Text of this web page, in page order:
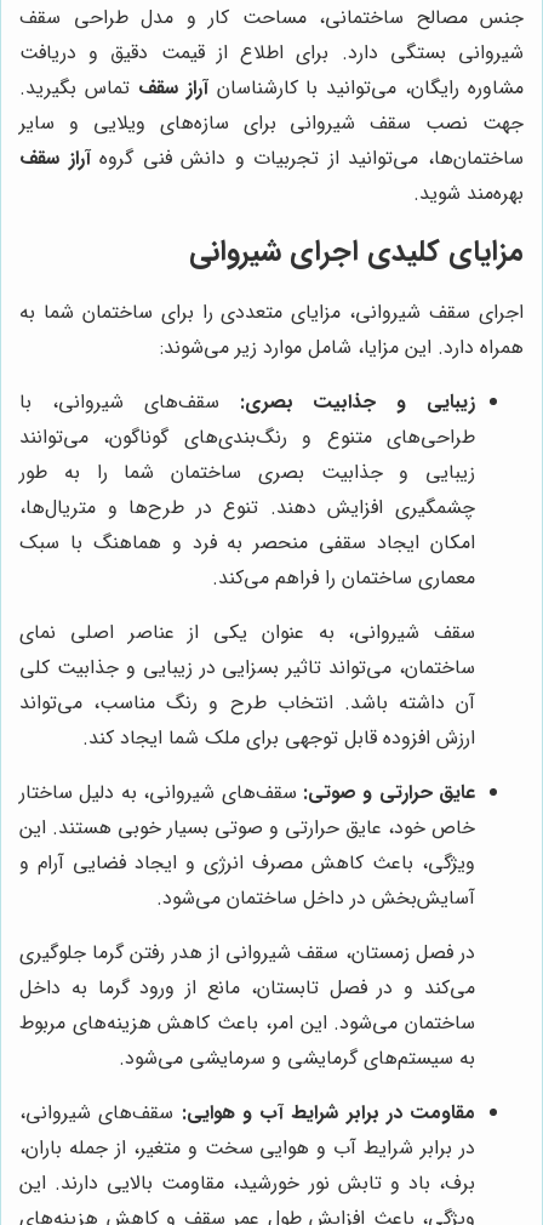
جنس مصالح ساختمانی، مساحت کار و مدل طراحی سقف
شیروانی بستگی دارد. برای اطلاع از قیمت دقیق و دریافت
مشاوره رایگان، می‌توانید با کارشناسانآراز سقف تماس بگیرید.
جهت نصب سقف شیروانی برای سازه‌های ویلایی و سایر
ساختمان‌ها، می‌توانید از تجربیات و دانش فنی گروهآراز سقف
بهره‌مند شوید.
مزایای کلیدی اجرای شیروانی
اجرای سقف شیروانی، مزایای متعددی را برای ساختمان شما به
همراه دارد. این مزایا، شامل موارد زیر می‌شوند:
زیبایی و جذابیت بصری: سقف‌های شیروانی، با
طراحی‌های متنوع و رنگ‌بندی‌های گوناگون، می‌توانند
زیبایی و جذابیت بصری ساختمان شما را به طور
چشمگیری افزایش دهند. تنوع در طرح‌ها و متریال‌ها،
امکان ایجاد سقفی منحصر به فرد و هماهنگ با سبک
معماری ساختمان را فراهم می‌کند.
سقف شیروانی، به عنوان یکی از عناصر اصلی نمای
ساختمان، می‌تواند تاثیر بسزایی در زیبایی و جذابیت کلی
آن داشته باشد. انتخاب طرح و رنگ مناسب، می‌تواند
ارزش افزوده قابل توجهی برای ملک شما ایجاد کند.
عایق حرارتی و صوتی: سقف‌های شیروانی، به دلیل ساختار
خاص خود، عایق حرارتی و صوتی بسیار خوبی هستند. این
ویژگی، باعث کاهش مصرف انرژی و ایجاد فضایی آرام و
آسایش‌بخش در داخل ساختمان می‌شود.
در فصل زمستان، سقف شیروانی از هدر رفتن گرما جلوگیری
می‌کند و در فصل تابستان، مانع از ورود گرما به داخل
ساختمان می‌شود. این امر، باعث کاهش هزینه‌های مربوط
به سیستم‌های گرمایشی و سرمایشی می‌شود.
مقاومت در برابر شرایط آب و هوایی: سقف‌های شیروانی،
در برابر شرایط آب و هوایی سخت و متغیر، از جمله باران،
برف، باد و تابش نور خورشید، مقاومت بالایی دارند. این
ویژگی، باعث افزایش طول عمر سقف و کاهش هزینه‌های